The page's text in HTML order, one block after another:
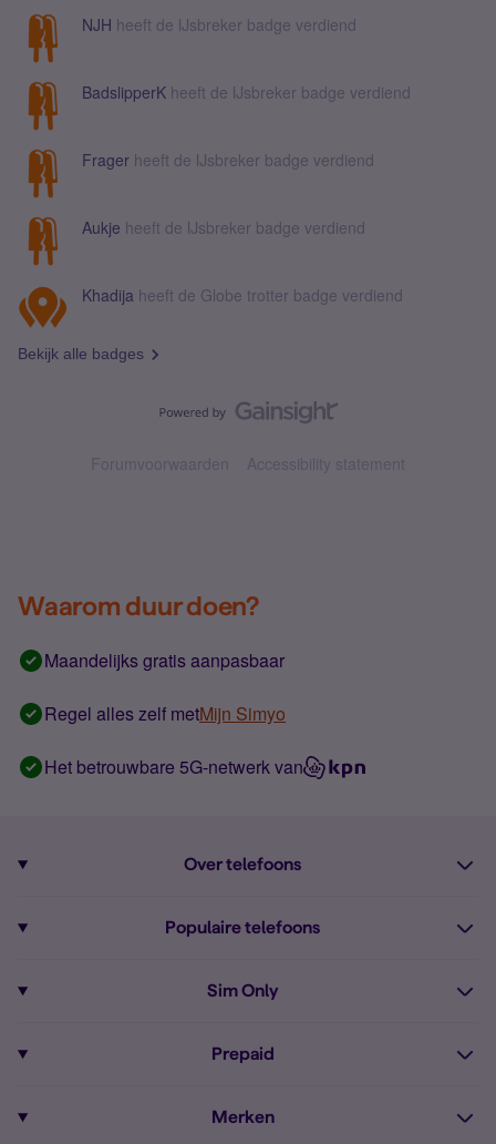
NJH heeft de IJsbreker badge verdiend
BadslipperK heeft de IJsbreker badge verdiend
Frager heeft de IJsbreker badge verdiend
Aukje heeft de IJsbreker badge verdiend
Khadija heeft de Globe trotter badge verdiend
Bekijk alle badges
Forumvoorwaarden Accessibility statement
Waarom duur doen?
Maandelijks gratis aanpasbaar
Regel alles zelf metMijn Simyo
Het betrouwbare 5G-netwerk van
Over telefoons
Alle telefoons
Populaire telefoons
iPhone 16
Sim Only
Onbeperkt bellen
Prepaid
Merken